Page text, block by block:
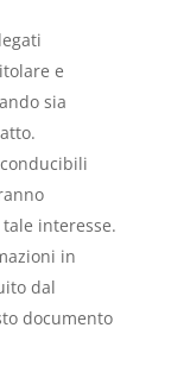
e
sia
interesse.
in
dal
documento